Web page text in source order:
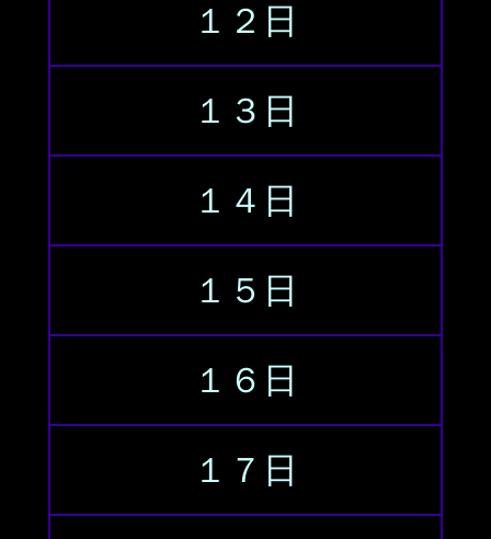
１２日
１３日
１４日
１５日
１６日
１７日